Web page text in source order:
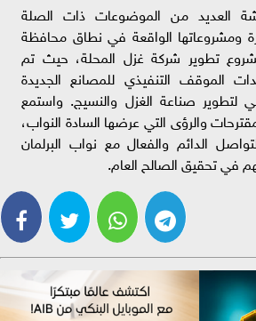
العديد من الموضوعات ذات الصلة
ومشروعاتها الواقعة في نطاق محافظة
تطوير شركة غزل المحلة، حيث تم
الموقف التنفيذي للمصانع الجديدة
صناعة الغزل والنسيج. واستمع
والرؤى التي عرضها السادة النواب،
الدائم والفعال مع نواب البرلمان
في تحقيق الصالح العام.